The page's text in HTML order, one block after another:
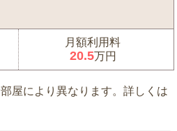
月額利用料
20.5万円
屋により異なります。詳しくは